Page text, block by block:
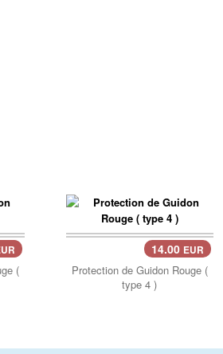
(
14.00 EUR
Protection de Guidon Rouge (
type 4 )